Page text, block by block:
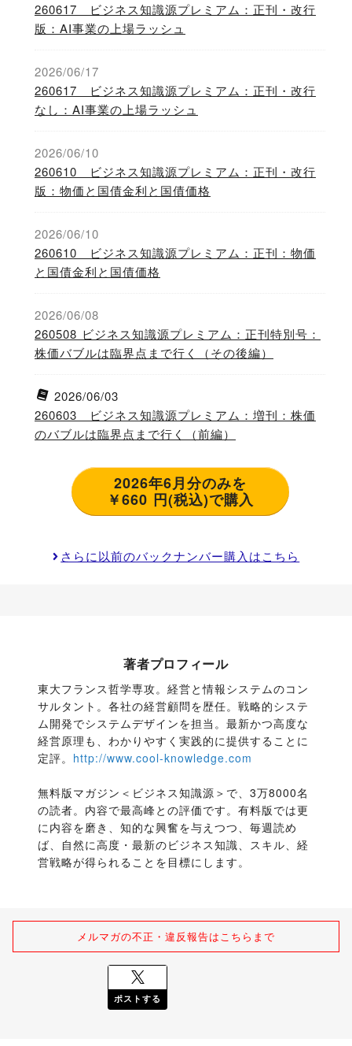
260617 ビジネス知識源プレミアム：正刊・改行
版：AI事業の上場ラッシュ
2026/06/17
260617 ビジネス知識源プレミアム：正刊・改行
なし：AI事業の上場ラッシュ
2026/06/10
260610 ビジネス知識源プレミアム：正刊・改行
版：物価と国債金利と国債価格
2026/06/10
260610 ビジネス知識源プレミアム：正刊：物価
と国債金利と国債価格
2026/06/08
260508 ビジネス知識源プレミアム：正刊特別号：
株価バブルは臨界点まで行く（その後編）
2026/06/03
260603 ビジネス知識源プレミアム：増刊：株価
のバブルは臨界点まで行く（前編）
2026年6月分のみを
￥660 円(税込)で購入
さらに以前のバックナンバー購入はこちら
著者プロフィール
東大フランス哲学専攻。経営と情報システムのコン
サルタント。各社の経営顧問を歴任。戦略的システ
ム開発でシステムデザインを担当。最新かつ高度な
経営原理も、わかりやすく実践的に提供することに
定評。 http://www.cool-knowledge.com
無料版マガジン＜ビジネス知識源＞で、3万8000名
の読者。内容で最高峰との評価です。有料版では更
に内容を磨き、知的な興奮を与えつつ、毎週読め
ば、自然に高度・最新のビジネス知識、スキル、経
営戦略が得られることを目標にします。
メルマガの不正・違反報告はこちらまで
ポストする